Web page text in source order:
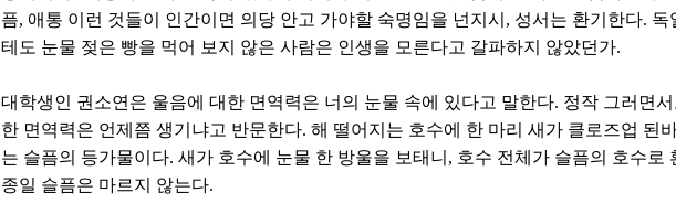
픔, 애통 이런 것들이 인간이면 의당 안고 가야할 숙명임을 넌지시, 성서는 환기한다. 독
테도 눈물 젖은 빵을 먹어 보지 않은 사람은 인생을 모른다고 갈파하지 않았던가.
대학생인 권소연은 울음에 대한 면역력은 너의 눈물 속에 있다고 말한다. 정작 그러면서
한 면역력은 언제쯤 생기냐고 반문한다. 해 떨어지는 호수에 한 마리 새가 클로즈업 된
는 슬픔의 등가물이다. 새가 호수에 눈물 한 방울을 보태니, 호수 전체가 슬픔의 호수로
종일 슬픔은 마르지 않는다.